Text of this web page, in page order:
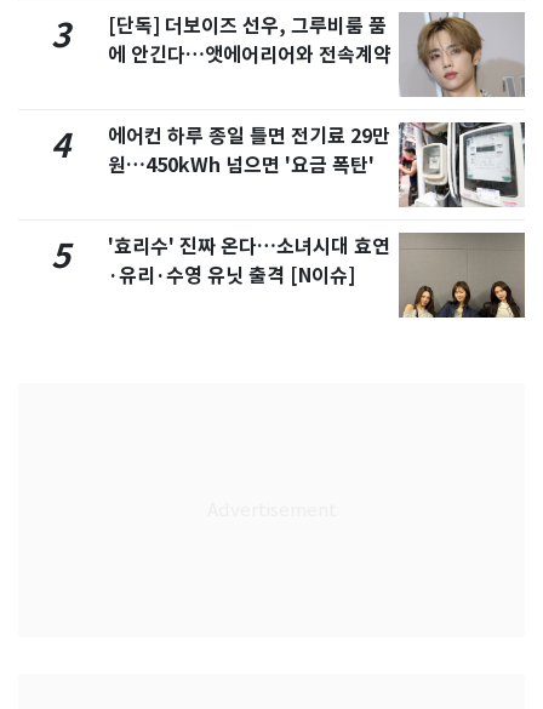
3
[단독] 더보이즈 선우, 그루비룸 품
에 안긴다…앳에어리어와 전속계약
4
에어컨 하루 종일 틀면 전기료 29만
원…450kWh 넘으면 '요금 폭탄'
5
'효리수' 진짜 온다…소녀시대 효연
·유리·수영 유닛 출격 [N이슈]